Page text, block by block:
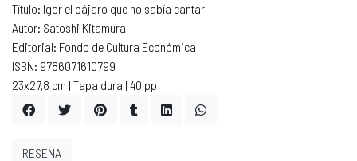
Título: Igor el pájaro que no sabía cantar
Autor: Satoshi Kitamura
Editorial: Fondo de Cultura Económica
ISBN: 9786071610799
23x27,8 cm | Tapa dura | 40 pp
RESEÑA